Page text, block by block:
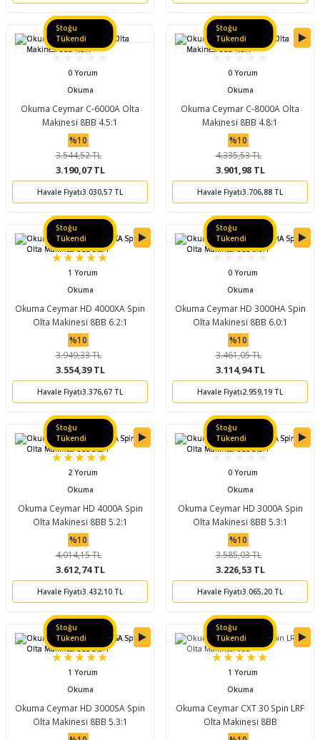
Stoğu
Tükendi
0 Yorum
Okuma
Okuma Ceymar C-6000A Olta
Makinesi 8BB 4.5:1
%10
3.544,52 TL
3.190,07 TL
Havale Fiyatı3.030,57 TL
Stoğu
Tükendi
0 Yorum
Okuma
Okuma Ceymar C-8000A Olta
Makinesi 8BB 4.8:1
%10
4.335,53 TL
3.901,98 TL
Havale Fiyatı3.706,88 TL
Stoğu
Tükendi
1 Yorum
Okuma
Okuma Ceymar HD 4000XA Spin
Olta Makinesi 8BB 6.2:1
%10
3.949,33 TL
3.554,39 TL
Havale Fiyatı3.376,67 TL
Stoğu
Tükendi
0 Yorum
Okuma
Okuma Ceymar HD 3000HA Spin
Olta Makinesi 8BB 6.0:1
%10
3.461,05 TL
3.114,94 TL
Havale Fiyatı2.959,19 TL
Stoğu
Tükendi
2 Yorum
Okuma
Okuma Ceymar HD 4000A Spin
Olta Makinesi 8BB 5.2:1
%10
4.014,15 TL
3.612,74 TL
Havale Fiyatı3.432,10 TL
Stoğu
Tükendi
0 Yorum
Okuma
Okuma Ceymar HD 3000A Spin
Olta Makinesi 8BB 5.3:1
%10
3.585,03 TL
3.226,53 TL
Havale Fiyatı3.065,20 TL
Stoğu
Tükendi
1 Yorum
Okuma
Okuma Ceymar HD 3000SA Spin
Olta Makinesi 8BB 5.3:1
Stoğu
Tükendi
1 Yorum
Okuma
Okuma Ceymar CXT 30 Spin LRF
Olta Makinesi 8BB